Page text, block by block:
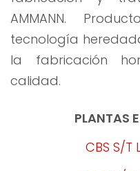
AMMANN.
tecnología
la fabricación
calidad.
PLANTAS
CBS S/T